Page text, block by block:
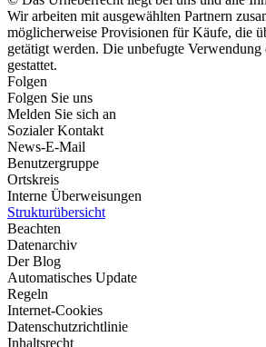
Wir arbeiten mit ausgewählten Partnern
möglicherweise Provisionen für Käufe, die
getätigt werden. Die unbefugte
gestattet.
Folgen
Folgen Sie uns
Melden Sie sich an
Sozialer Kontakt
News-E-Mail
Benutzergruppe
Ortskreis
Interne Überweisungen
Strukturübersicht
Beachten
Datenarchiv
Der Blog
Automatisches Update
Regeln
Internet-Cookies
Datenschutzrichtlinie
Inhaltsrecht